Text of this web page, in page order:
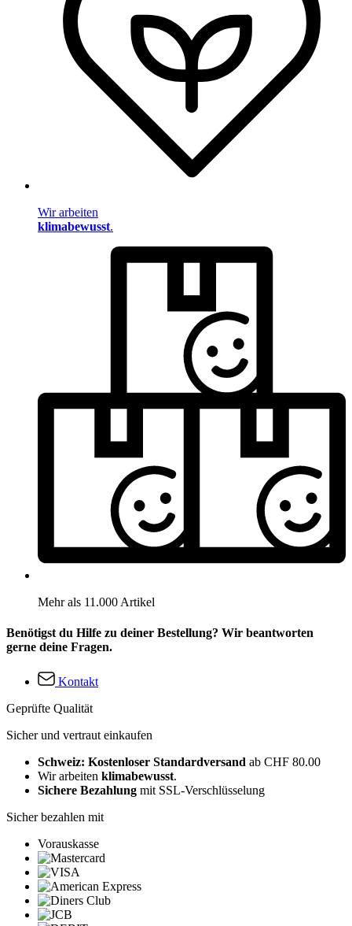
Wir arbeiten
klimabewusst.
Mehr als 11.000 Artikel
Benötigst du Hilfe zu deiner Bestellung? Wir beantworten
gerne deine Fragen.
Kontakt
Geprüfte Qualität
Sicher und vertraut einkaufen
Schweiz: Kostenloser Standardversand ab CHF 80.00
Wir arbeiten klimabewusst.
Sichere Bezahlung mit SSL-Verschlüsselung
Sicher bezahlen mit
Vorauskasse